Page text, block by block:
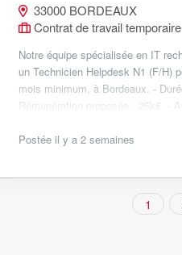
33000 BORDEAUX
Contrat de travail temporaire
Notre équipe spécialisée en IT
un Technicien Helpdesk N1 (F/H)
mois minimum, à Bordeaux. -
Rémunération proposée : 25k€ -
Postée il y a 2 semaines
1